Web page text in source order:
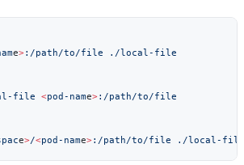
e>:/path/to/file
file <pod-name>
e>/<pod-name>:/path/to/file